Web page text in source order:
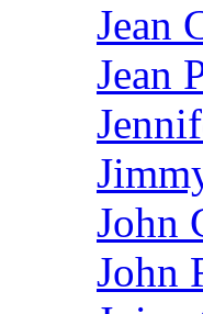
Jean
Jean
John
John